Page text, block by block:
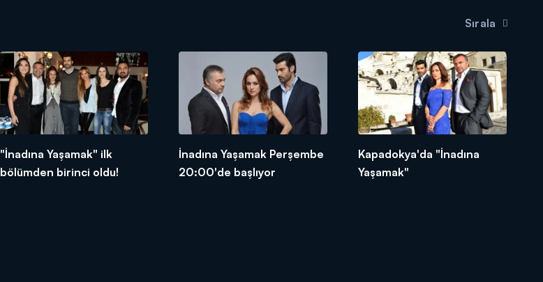
Sırala
"İnadına Yaşamak" ilk
bölümden birinci oldu!
İnadına Yaşamak Perşembe
20:00'de başlıyor
Kapadokya'da "İnadına
Yaşamak"